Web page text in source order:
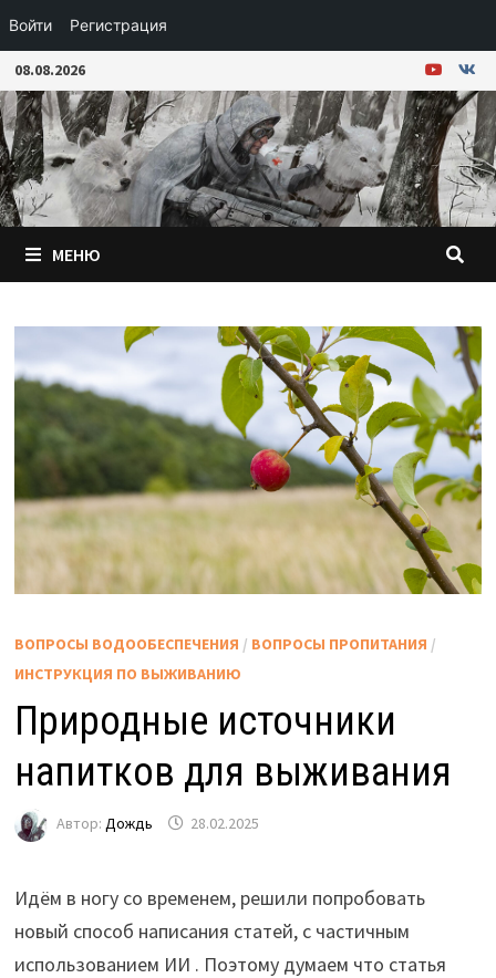
Войти Регистрация
Перейти
к
содержимому
08.08.2026
МЕНЮ
ВОПРОСЫ ВОДООБЕСПЕЧЕНИЯ / ВОПРОСЫ ПРОПИТАНИЯ /
ИНСТРУКЦИЯ ПО ВЫЖИВАНИЮ
Природные источники
напитков для выживания
Автор: Дождь 28.02.2025
Идём в ногу со временем, решили попробовать
новый способ написания статей, с частичным
использованием ИИ . Поэтому думаем что статья